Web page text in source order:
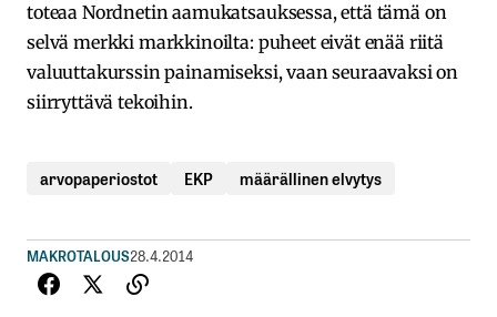
toteaa Nordnetin aamukatsauksessa, että tämä on
selvä merkki markkinoilta: puheet eivät enää riitä
valuuttakurssin painamiseksi, vaan seuraavaksi on
siirryttävä tekoihin.
arvopaperiostot EKP määrällinen elvytys
MAKROTALOUS28.4.2014